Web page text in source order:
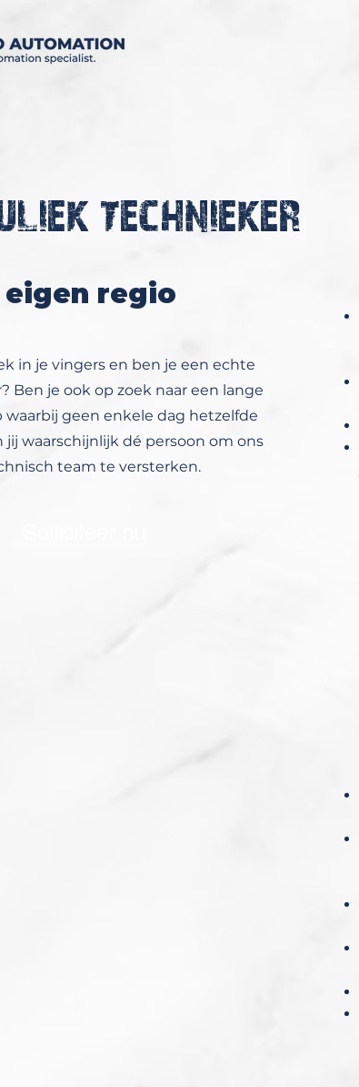
technieker
eigen regio
in je vingers en ben je een echte
Ben je ook op zoek naar een lange
geen enkele dag hetzelfde
jij waarschijnlijk dé persoon om ons
team te versterken.